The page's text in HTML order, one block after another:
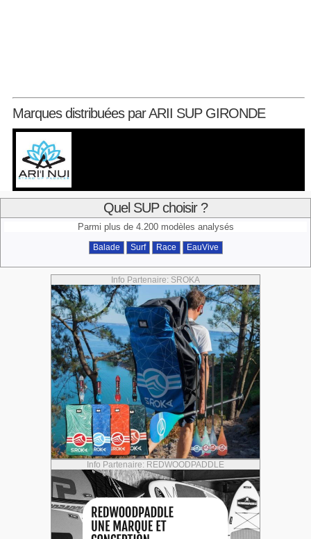
Marques distribuées par ARII SUP GIRONDE
Quel SUP choisir ?
Parmi plus de 4.200 modèles analysés
Balade Surf Race EauVive
Info Partenaire: SROKA
Info Partenaire: REDWOODPADDLE